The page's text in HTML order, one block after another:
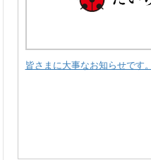
皆さまに大事なお知らせです。